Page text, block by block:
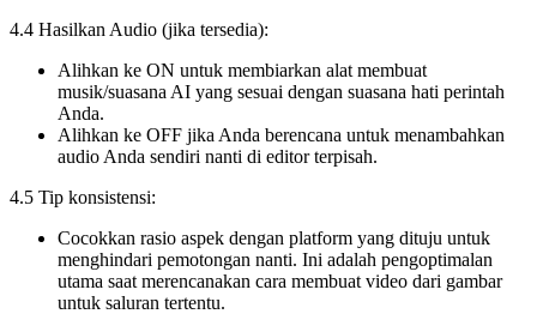
4.4 Hasilkan Audio (jika tersedia):
Alihkan ke ON untuk membiarkan alat membuat
musik/suasana AI yang sesuai dengan suasana hati perintah
Anda.
Alihkan ke OFF jika Anda berencana untuk menambahkan
audio Anda sendiri nanti di editor terpisah.
4.5 Tip konsistensi:
Cocokkan rasio aspek dengan platform yang dituju untuk
menghindari pemotongan nanti. Ini adalah pengoptimalan
utama saat merencanakan cara membuat video dari gambar
untuk saluran tertentu.